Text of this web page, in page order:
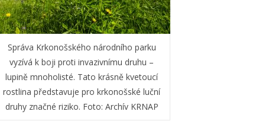
Správa Krkonošského národního parku
vyzívá k boji proti invazivnímu druhu –
lupině mnoholisté. Tato krásně kvetoucí
rostlina představuje pro krkonošské luční
druhy značné riziko. Foto: Archív KRNAP